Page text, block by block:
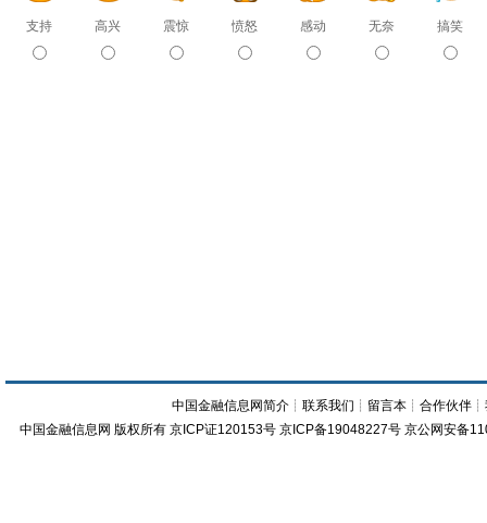
支持 高兴 震惊 愤怒 感动 无奈 搞笑
中国金融信息网简介 ┊联系我们 ┊ 留言本 ┊合作伙伴 ┊
中国金融信息网 版权所有 京ICP证120153号 京ICP备19048227号 京公网安备